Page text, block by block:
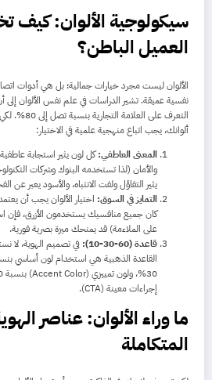
سيكولوجية الألوان: كيف
العميل الباطن؟
الألوان ليست مجرد خيارات جمالية؛ بل هي أدوات
نفسية عميقة. تشير الدراسات في علم نفس الألوان
التعرف على
ألوانك، يجب اتباع منهجية علمية في الاختيار:
المعنى العاطفي:كل لون يثير استجابة
والأمان (لذا تستخدمه البنوك وشركات
يثير التفاؤل ولفت الانتباه، والأسود يعبر عن
التمايز في السوق: اختيار الألوان يجب أن
كان جميع منافسيك يستخدمون الأزرق، فإن
على الملاءمة) قد يمنحك ميزة بصرية فورية.
قاعدة (60-30-10):
في تصميم الهوية، لا
إجراءات معينة (CTA).
ما وراء الألوان: عناصر
المتكاملة